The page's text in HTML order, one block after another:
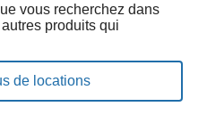
vous recherchez dans
produits qui
de locations